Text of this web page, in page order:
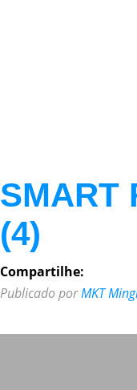
SMART
(4)
Compartilhe:
Publicado porMKT